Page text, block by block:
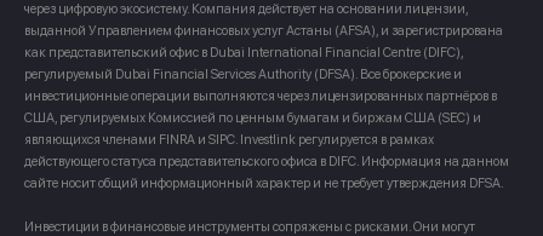
через цифровую экосистему. Компания действует на основании лицензии,
выданной Управлением финансовых услуг Астаны (AFSA), и зарегистрирована
как представительский офис в Dubai International Financial Centre (DIFC),
регулируемый Dubai Financial Services Authority (DFSA). Все брокерские и
инвестиционные операции выполняются через лицензированных партнёров в
США, регулируемых Комиссией по ценным бумагам и биржам США (SEC) и
являющихся членами FINRA и SIPC. Investlink регулируется в рамках
действующего статуса представительского офиса в DIFC. Информация на данном
сайте носит общий информационный характер и не требует утверждения DFSA.
Инвестиции в финансовые инструменты сопряжены с рисками. Они могут